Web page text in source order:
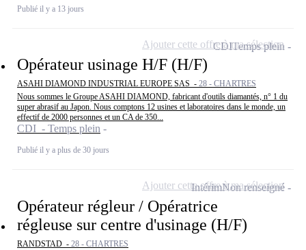
Publié il y a 13 jours
Opérateur usinage H/F (H/F)
ASAHI DIAMOND INDUSTRIAL EUROPE SAS - 28 - CHARTRES
Nous sommes le Groupe ASAHI DIAMOND, fabricant d'outils diamantés, n° 1 du
super abrasif au Japon. Nous comptons 12 usines et laboratoires dans le monde, un
effectif de 2000 personnes et un CA de 350...
CDI - Temps plein
Publié il y a plus de 30 jours
CDITemps plein
Ajouter cette offre à ma sélection
Opérateur régleur / Opératrice
régleuse sur centre d'usinage (H/F)
RANDSTAD - 28 - CHARTRES
IntérimNon renseigné
Ajouter cette offre à ma sélection